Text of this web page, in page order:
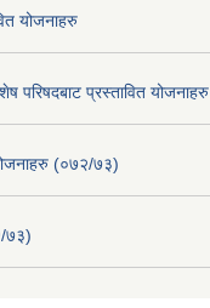
योजनाहरु
परिषदबाट प्रस्तावित योजनाहरु
(०७२/७३)
७३)